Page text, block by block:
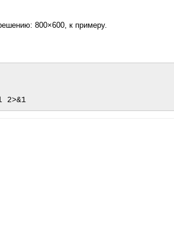
800×600, к примеру.